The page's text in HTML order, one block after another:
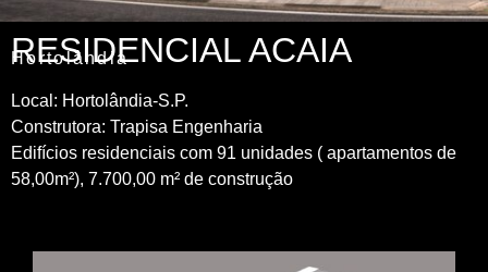
RESIDENCIAL ACAIA
Hortolândia
Local: Hortolândia-S.P.
Construtora: Trapisa Engenharia
Edifícios residenciais com 91 unidades ( apartamentos de
58,00m²), 7.700,00 m² de construção